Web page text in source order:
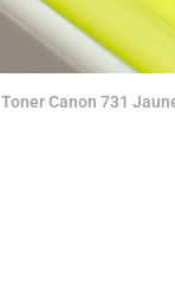
Toner Canon 731